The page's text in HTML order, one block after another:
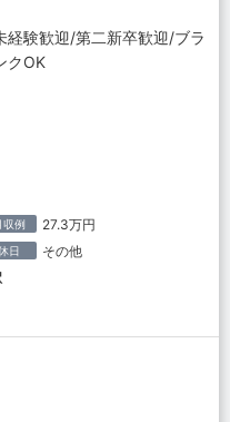
経験歓迎/第二新卒歓迎/ブラ
クOK
収例 27.3万円
日 その他